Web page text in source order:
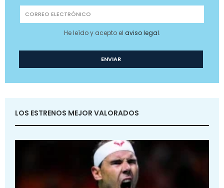
He leído y acepto el aviso legal.
LOS ESTRENOS MEJOR VALORADOS